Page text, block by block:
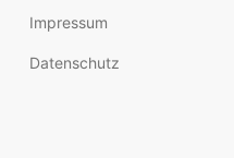
Impressum
Datenschutz